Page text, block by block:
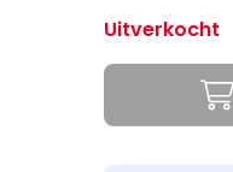
Uitverkocht